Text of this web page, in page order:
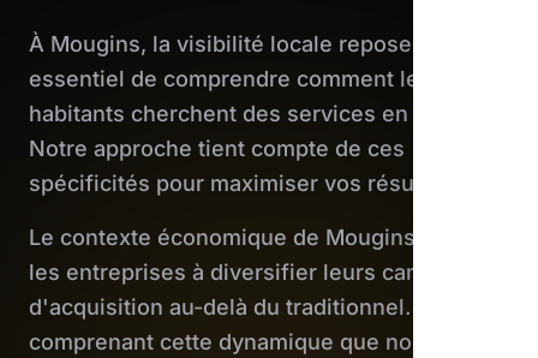
À Mougins, la visibilité locale repose il est
essentiel de comprendre comment les
habitants cherchent des services en ligne.
Notre approche tient compte de ces
spécificités pour maximiser vos résultats.
Le contexte économique de Mougins pousse
les entreprises à diversifier leurs canaux
d'acquisition au-delà du traditionnel. C'est en
comprenant cette dynamique que nous